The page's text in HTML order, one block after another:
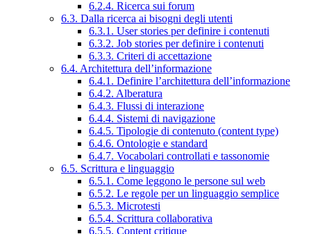
6.2.4. Ricerca sui forum
6.3. Dalla ricerca ai bisogni degli utenti
6.3.1. User stories per definire i contenuti
6.3.2. Job stories per definire i contenuti
6.3.3. Criteri di accettazione
6.4. Architettura dell’informazione
6.4.1. Definire l’architettura dell’informazione
6.4.2. Alberatura
6.4.3. Flussi di interazione
6.4.4. Sistemi di navigazione
6.4.5. Tipologie di contenuto (content type)
6.4.6. Ontologie e standard
6.4.7. Vocabolari controllati e tassonomie
6.5. Scrittura e linguaggio
6.5.1. Come leggono le persone sul web
6.5.2. Le regole per un linguaggio semplice
6.5.3. Microtesti
6.5.4. Scrittura collaborativa
6.5.5. Content critique